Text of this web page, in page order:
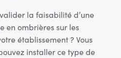
la faisabilité d’une
en ombrières sur les
établissement ? Vous
installer ce type de